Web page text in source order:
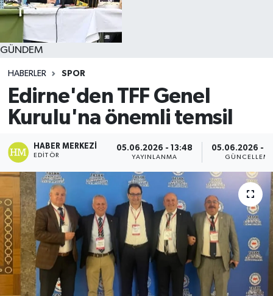
GÜNDEM
HABERLER SPOR
Edirne'den TFF Genel
Kurulu'na önemli temsil
HABER MERKEZI
EDITÖR
05.06.2026 - 13:48
YAYINLANMA
05.06.2026 -